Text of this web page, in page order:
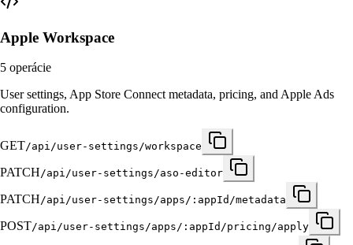
Apple Workspace
5 operácie
User settings, App Store Connect metadata, pricing, and Apple Ads
configuration.
GET/api/user-settings/workspace
PATCH/api/user-settings/aso-editor
PATCH/api/user-settings/apps/:appId/metadata
POST/api/user-settings/apps/:appId/pricing/apply